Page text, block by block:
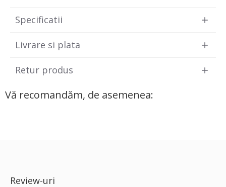
Specificatii
Livrare si plata
Retur produs
Vă recomandăm, de asemenea:
Review-uri